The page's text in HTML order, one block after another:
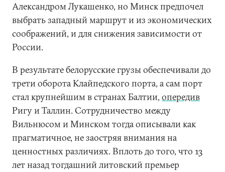
Александром Лукашенко, но Минск предпочел
выбрать западный маршрут и из экономических
соображений, и для снижения зависимости от
России.
В результате белорусские грузы обеспечивали до
трети оборота Клайпедского порта, а сам порт
стал крупнейшим в странах Балтии, опередив
Ригу и Таллин. Сотрудничество между
Вильнюсом и Минском тогда описывали как
прагматичное, не заостряя внимания на
ценностных различиях. Вплоть до того, что 13
лет назад тогдашний литовский премьер